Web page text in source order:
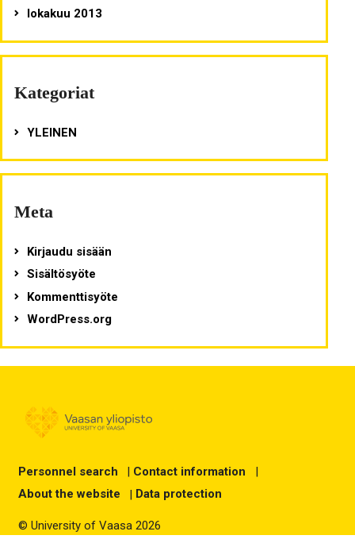
lokakuu 2013
Kategoriat
YLEINEN
Meta
Kirjaudu sisään
Sisältösyöte
Kommenttisyöte
WordPress.org
Personnel search | Contact information
|
About the website
| Data protection
© University of Vaasa 2026